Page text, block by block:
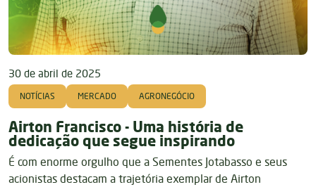
30 de abril de 2025
NOTÍCIAS MERCADO AGRONEGÓCIO
Airton Francisco - Uma história de
dedicação que segue inspirando
É com enorme orgulho que a Sementes Jotabasso e seus
acionistas destacam a trajetória exemplar de Airton